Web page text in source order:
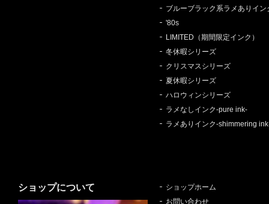
ブルーブラック系ラメありイン
'80s
LIMITED（期間限定インク）
冬休暇シリーズ
クリスマスシリーズ
夏休暇シリーズ
ハロウィンシリーズ
ラメなしインク-pure ink-
ラメありインク-shimmering
ショップについて
ショップホーム
お問い合わせ